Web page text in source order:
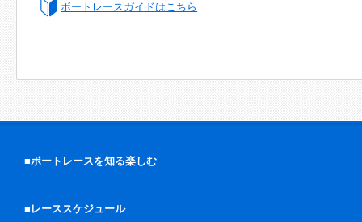
ボートレースガイドはこちら
■ボートレースを知る楽しむ
■レーススケジュール